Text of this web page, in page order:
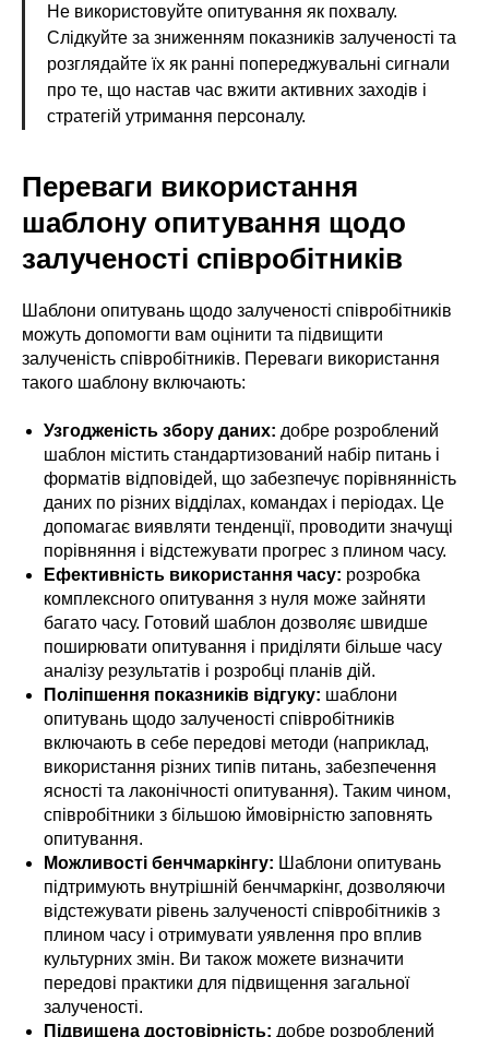
Не використовуйте опитування як похвалу.
Слідкуйте за зниженням показників залученості та
розглядайте їх як ранні попереджувальні сигнали
про те, що настав час вжити активних заходів і
стратегій утримання персоналу.
Переваги використання
шаблону опитування щодо
залученості співробітників
Шаблони опитувань щодо залученості співробітників
можуть допомогти вам оцінити та підвищити
залученість співробітників. Переваги використання
такого шаблону включають:
Узгодженість збору даних: добре розроблений
шаблон містить стандартизований набір питань і
форматів відповідей, що забезпечує порівнянність
даних по різних відділах, командах і періодах. Це
допомагає виявляти тенденції, проводити значущі
порівняння і відстежувати прогрес з плином часу.
Ефективність використання часу: розробка
комплексного опитування з нуля може зайняти
багато часу. Готовий шаблон дозволяє швидше
поширювати опитування і приділяти більше часу
аналізу результатів і розробці планів дій.
Поліпшення показників відгуку: шаблони
опитувань щодо залученості співробітників
включають в себе передові методи (наприклад,
використання різних типів питань, забезпечення
ясності та лаконічності опитування). Таким чином,
співробітники з більшою ймовірністю заповнять
опитування.
Можливості бенчмаркінгу: Шаблони опитувань
підтримують внутрішній бенчмаркінг, дозволяючи
відстежувати рівень залученості співробітників з
плином часу і отримувати уявлення про вплив
культурних змін. Ви також можете визначити
передові практики для підвищення загальної
залученості.
Підвищена достовірність: добре розроблений